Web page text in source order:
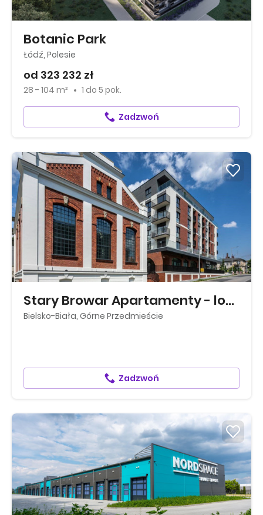
Botanic Park
Łódź, Polesie
od 323 232 zł
28 - 104 m² 1 do 5 pok.
Zadzwoń
Stary Browar Apartamenty - lokale
Bielsko-Biała, Górne Przedmieście
Zadzwoń